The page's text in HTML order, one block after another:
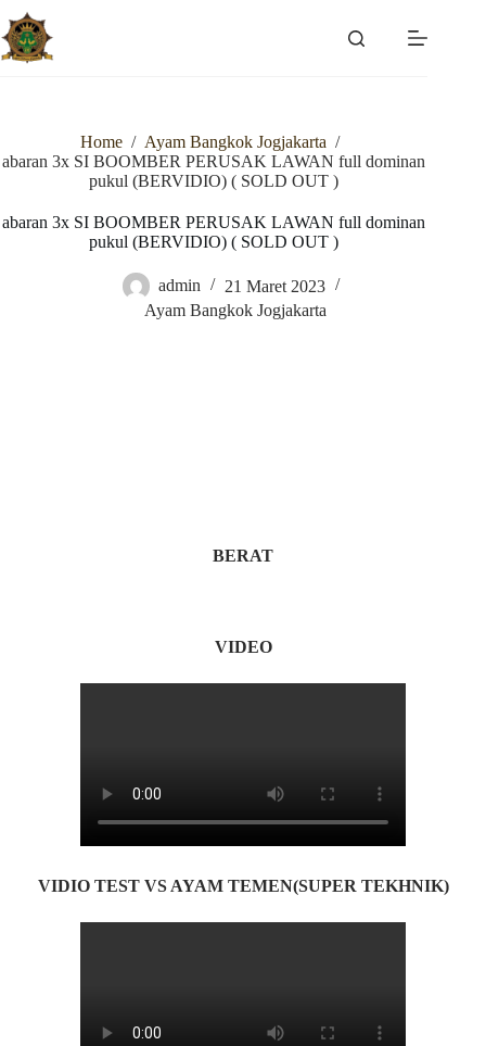
Skip
to
content
Home / Ayam Bangkok Jogjakarta /
abaran 3x SI BOOMBER PERUSAK LAWAN full dominan
pukul (BERVIDIO) ( SOLD OUT )
abaran 3x SI BOOMBER PERUSAK LAWAN full dominan
pukul (BERVIDIO) ( SOLD OUT )
admin
21 Maret 2023
Ayam Bangkok Jogjakarta
BERAT
VIDEO
VIDIO TEST VS AYAM TEMEN(SUPER TEKHNIK)